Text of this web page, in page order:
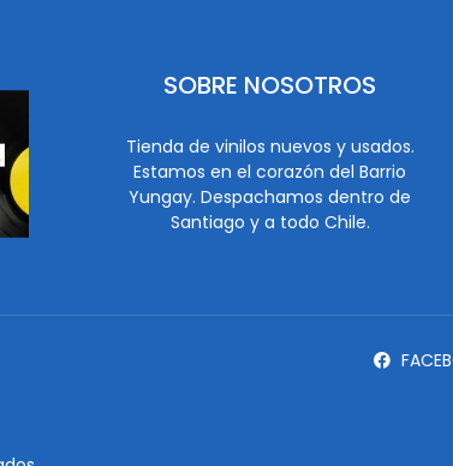
SOBRE NOSOTROS
Tienda de vinilos nuevos y usados.
Estamos en el corazón del Barrio
Yungay. Despachamos dentro de
Santiago y a todo Chile.